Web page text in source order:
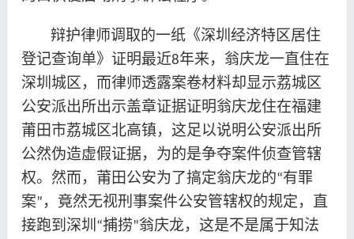
辩护律师调取的一纸《深圳经济特区居住
登记查询单》证明最近8年来，翁庆龙一直住在
深圳城区，而律师透露案卷材料却显示荔城区
公安派出所出示盖章证据证明翁庆龙住在福建
莆田市荔城区北高镇，这足以说明公安派出所
公然伪造虚假证据，为的是争夺案件侦查管辖
权。然而，莆田公安为了搞定翁庆龙的“有罪
案” ，竟然无视刑事案件公安管辖权的规定，直
接跑到深圳 “捕捞”翁庆龙，这是不是属于知法